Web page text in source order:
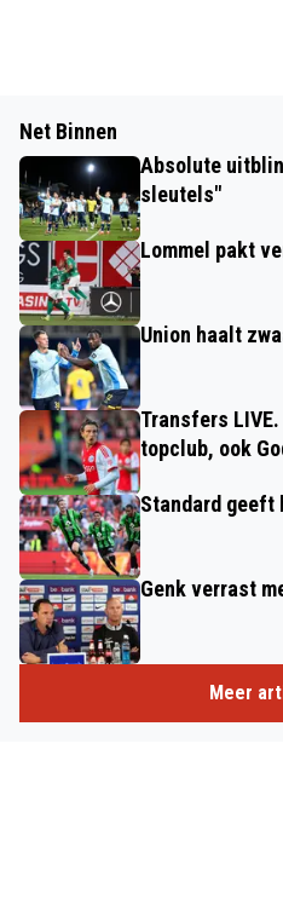
Net Binnen
Absolute
sleutels"
Lommel pakt
Union haalt
Transfers
topclub, ook
Standard geeft
Genk verrast
Meer